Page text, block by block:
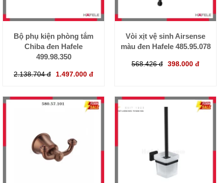
Bộ phụ kiện phòng tắm
Chiba đen Hafele
499.98.350
2.138.704 đ 1.497.000 đ
Vòi xịt vệ sinh Airsense
màu đen Hafele 485.95.078
568.426 đ 398.000 đ